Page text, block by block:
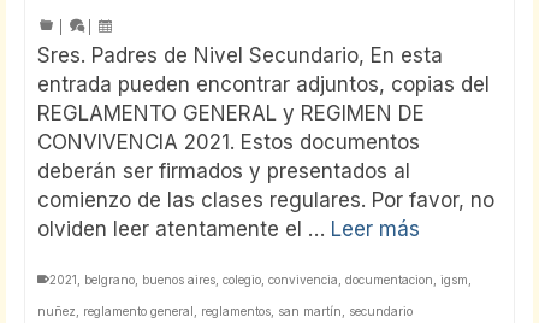
Sres. Padres de Nivel Secundario, En esta
entrada pueden encontrar adjuntos, copias del
REGLAMENTO GENERAL y REGIMEN DE
CONVIVENCIA 2021. Estos documentos
deberán ser firmados y presentados al
comienzo de las clases regulares. Por favor, no
olviden leer atentamente el … Leer más
2021 belgrano buenos aires colegio convivencia documentacion igsm
nuñez reglamento general reglamentos san martín secundario